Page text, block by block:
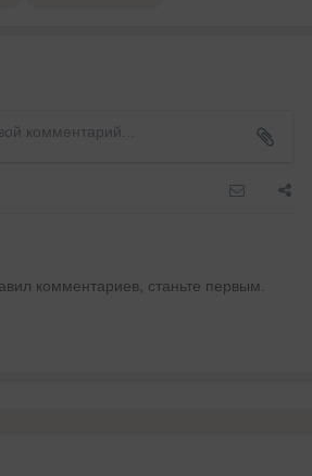
комментариев, станьте первым.